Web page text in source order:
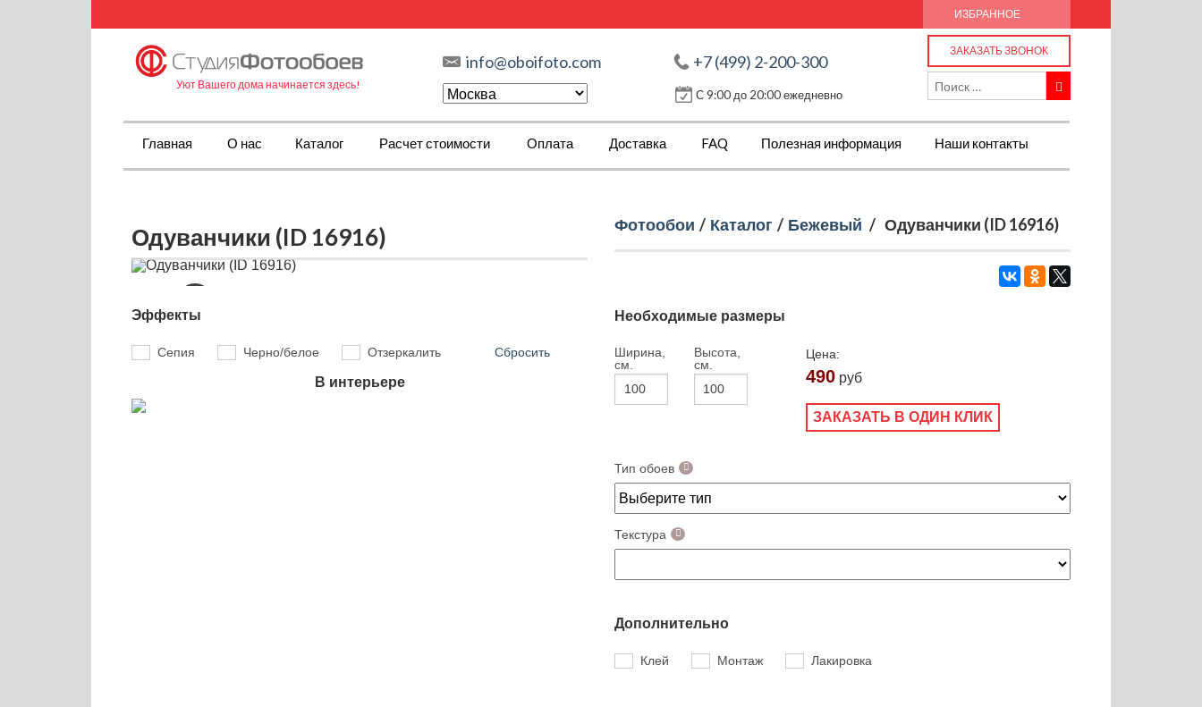
ИЗБРАННОЕ
Уют Вашего дома начинается здесь!
info@oboifoto.com +7 (499) 2-200-300
С 9:00 до 20:00 ежедневно
ЗАКАЗАТЬ ЗВОНОК
Главная О нас Каталог Расчет стоимости Оплата Доставка FAQ Полезная информация Наши контакты
Одуванчики (ID 16916)
Эффекты
Сепия Черно/белое Отзеркалить Сбросить
В интерьере
Фотообои / Каталог / Бежевый / Одуванчики (ID 16916)
Необходимые размеры
Ширина,
см.
Высота,
см.
Цена:
490 руб
ЗАКАЗАТЬ В ОДИН КЛИК
Тип обоев
Текстура
Дополнительно
Клей Монтаж Лакировка